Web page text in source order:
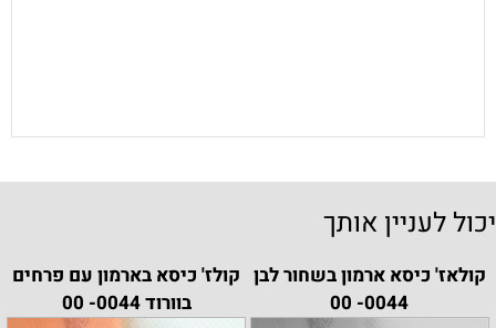
יכול לעניין אותך
קולאז' כיסא ארמון בשחור לבן
0044- 00
קולז' כיסא בארמון עם פרחים
בוורוד 0044- 00